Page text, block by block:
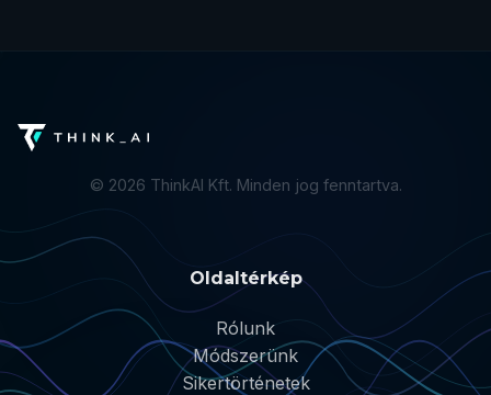
© 2026 ThinkAI Kft. Minden jog fenntartva.
Oldaltérkép
Rólunk
Módszerünk
Sikertörténetek